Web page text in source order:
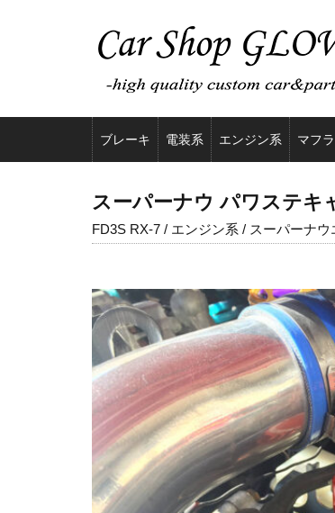
ブレーキ 電装系 エンジン系 マフ
スーパーナウ パワステキ
FD3S RX-7 / エンジン系 / スーパーナ